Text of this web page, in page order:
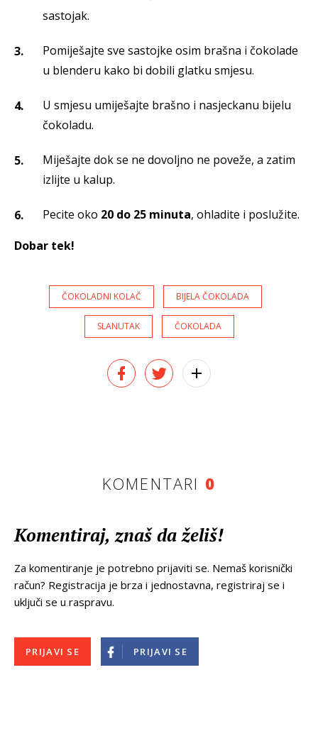
sastojak.
Pomiješajte sve sastojke osim brašna i čokolade
u blenderu kako bi dobili glatku smjesu.
U smjesu umiješajte brašno i nasjeckanu bijelu
čokoladu.
Miješajte dok se ne dovoljno ne poveže, a zatim
izlijte u kalup.
Pecite oko 20 do 25 minuta, ohladite i poslužite.
Dobar tek!
ČOKOLADNI KOLAČ BIJELA ČOKOLADA
SLANUTAK ČOKOLADA
KOMENTARI 0
Komentiraj, znaš da želiš!
Za komentiranje je potrebno prijaviti se. Nemaš korisnički
račun? Registracija je brza i jednostavna, registriraj se i
uključi se u raspravu.
PRIJAVI SE PRIJAVI SE